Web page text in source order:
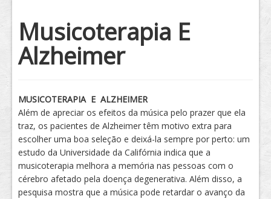
Tratamento
Musicoterapia E
Alzheimer
MUSICOTERAPIA E ALZHEIMER
Além de apreciar os efeitos da música pelo prazer que ela
traz, os pacientes de Alzheimer têm motivo extra para
escolher uma boa seleção e deixá-la sempre por perto: um
estudo da Universidade da Califórnia indica que a
musicoterapia melhora a memória nas pessoas com o
cérebro afetado pela doença degenerativa. Além disso, a
pesquisa mostra que a música pode retardar o avanço da